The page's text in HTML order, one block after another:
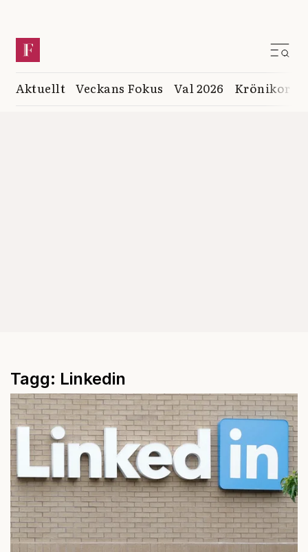
Aktuellt Veckans Fokus Val 2026 Krönikor
Tagg: Linkedin